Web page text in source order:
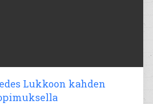
Lukkoon kahden